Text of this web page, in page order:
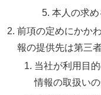
本人の求
前項の定めにかか
報の提供先は第三
当社が利用目
情報の取扱い